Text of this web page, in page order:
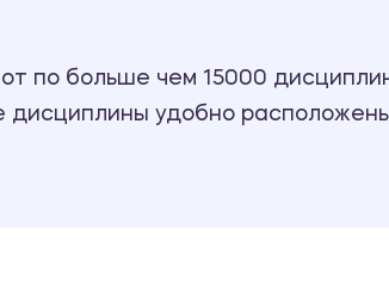
по больше чем 15000
дисциплины удобно